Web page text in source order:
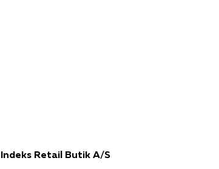
Indeks Retail Butik A/S